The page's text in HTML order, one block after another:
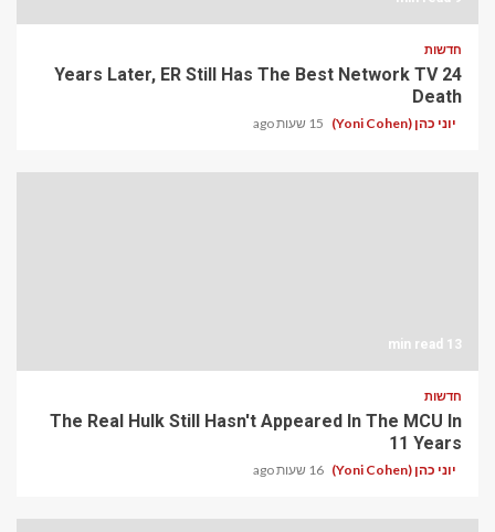
חדשות
24 Years Later, ER Still Has The Best Network TV
Death
יוני כהן (Yoni Cohen) 15 שעות ago
13 min read
חדשות
The Real Hulk Still Hasn't Appeared In The MCU In
11 Years
יוני כהן (Yoni Cohen) 16 שעות ago